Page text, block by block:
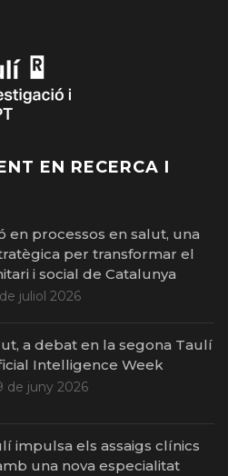
EN RECERCA I
en processos en salut, una
per transformar el
i social de Catalunya
juliol 2026
a debat en la segona Taulí
Intelligence Week
de juny 2026
impulsa els assaigs clínics
una nova especialitat